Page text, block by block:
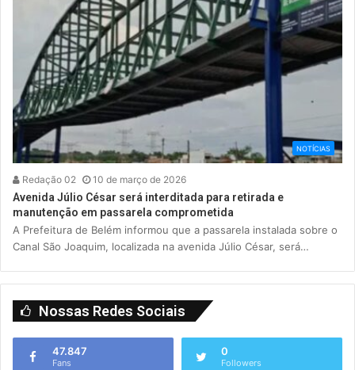
NOTÍCIAS
Redação 02 10 de março de 2026
Avenida Júlio César será interditada para retirada e
manutenção em passarela comprometida
A Prefeitura de Belém informou que a passarela instalada sobre o
Canal São Joaquim, localizada na avenida Júlio César, será…
Nossas Redes Sociais
47.847
Fans
0
Followers